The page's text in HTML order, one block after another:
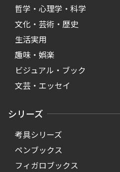
哲学・心理学・科学
文化・芸術・歴史
生活実用
趣味・娯楽
ビジュアル・ブック
文芸・エッセイ
シリーズ
考具シリーズ
ペンブックス
フィガロブックス